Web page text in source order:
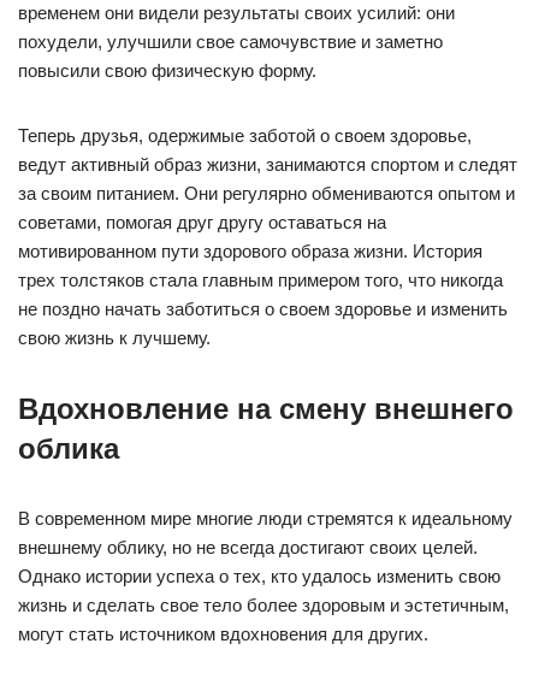
временем они видели результаты своих усилий: они
похудели, улучшили свое самочувствие и заметно
повысили свою физическую форму.
Теперь друзья, одержимые заботой о своем здоровье,
ведут активный образ жизни, занимаются спортом и следят
за своим питанием. Они регулярно обмениваются опытом и
советами, помогая друг другу оставаться на
мотивированном пути здорового образа жизни. История
трех толстяков стала главным примером того, что никогда
не поздно начать заботиться о своем здоровье и изменить
свою жизнь к лучшему.
Вдохновление на смену внешнего
облика
В современном мире многие люди стремятся к идеальному
внешнему облику, но не всегда достигают своих целей.
Однако истории успеха о тех, кто удалось изменить свою
жизнь и сделать свое тело более здоровым и эстетичным,
могут стать источником вдохновения для других.